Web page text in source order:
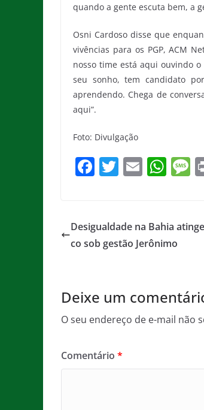
quando a gente escuta bem, a
Osni Cardoso disse que
vivências para os PGP, ACM
nosso time está aqui ouvindo
seu sonho, tem candidato
aprendendo. Chega de
aqui”.
Foto: Divulgação
F
e
b
k
T
er
E
l
W
s
A
a
Desigualdade na Bahia
co sob gestão Jerônimo
Deixe um
O seu endereço de e-mail não
Comentário *